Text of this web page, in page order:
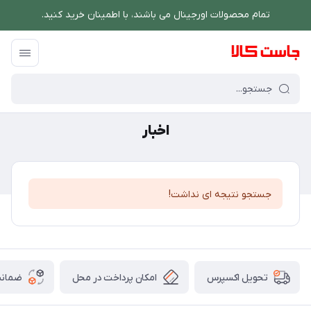
تمام محصولات اورجینال می باشند، با اطمینان خرید کنید.
فروشگاه اینترنتی جاست کالا
اخبار
جستجو نتیجه ای نداشت!
تحویل اکسپرس امکان پرداخت در محل